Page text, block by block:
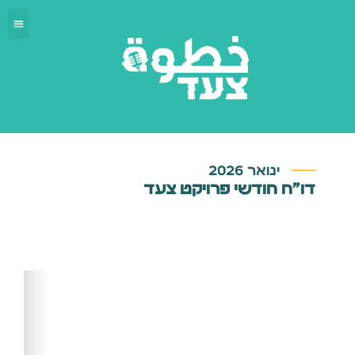
ינואר 2026
דו״ח חודשי פרויקט צעד